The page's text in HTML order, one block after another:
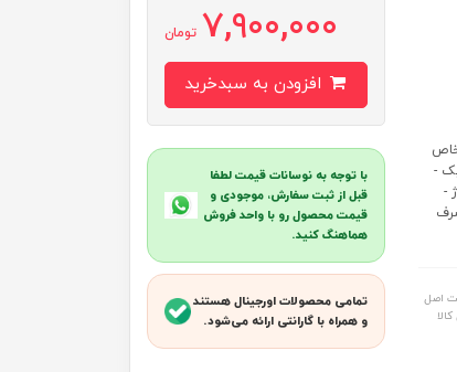
-
-
اصل
7,900,000 تومان
با توجه به نوسانات قیمت لطفا
قبل از ثبت سفارش، موجودی و
قیمت محصول رو با واحد فروش
هماهنگ کنید.
تمامی محصولات اورجینال هستند
و همراه با گارانتی ارائه می‌شود.